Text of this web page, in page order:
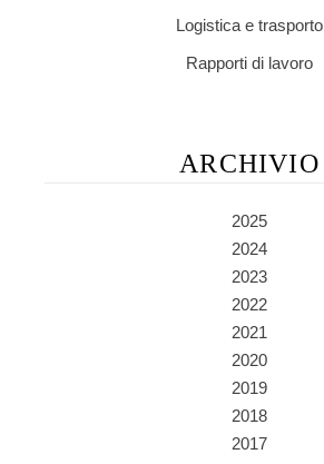
Logistica e trasporto
Rapporti di lavoro
ARCHIVIO
2025
2024
2023
2022
2021
2020
2019
2018
2017